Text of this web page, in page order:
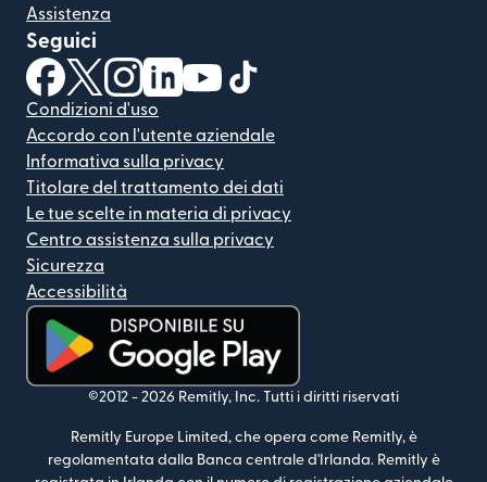
Assistenza
Seguici
(si apre in una nuova finestra)
(si apre in una nuova finestra)
(si apre in una nuova finestra)
(si apre in una nuova finestra)
(si apre in una nuova finestra)
Condizioni d'uso
Accordo con l'utente aziendale
Informativa sulla privacy
Titolare del trattamento dei dati
Le tue scelte in materia di privacy
Centro assistenza sulla privacy
Sicurezza
Accessibilità
(si apre in una nuova finestra)
©2012 - 2026 Remitly, Inc. Tutti i diritti riservati
Remitly Europe Limited, che opera come Remitly, è
regolamentata dalla Banca centrale d'Irlanda. Remitly è